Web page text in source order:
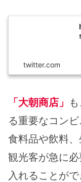
twitter.com
「大朝商店」 も
る重要なコンビ
食料品や飲料、
観光客が急に
入れることが